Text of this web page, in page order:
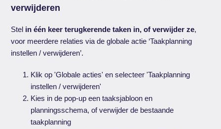
verwijderen
Stel in één keer terugkerende taken in, of verwijder ze,
voor meerdere relaties via de globale actie ‘Taakplanning
instellen / verwijderen’.
Klik op 'Globale acties' en selecteer 'Taakplanning
instellen / verwijderen'
Kies in de pop-up een taaksjabloon en
planningsschema, of verwijder de bestaande
taakplanning